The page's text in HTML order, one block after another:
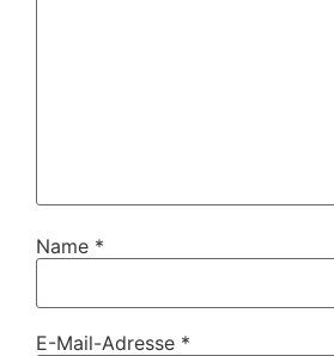
Name *
E-Mail-Adresse *